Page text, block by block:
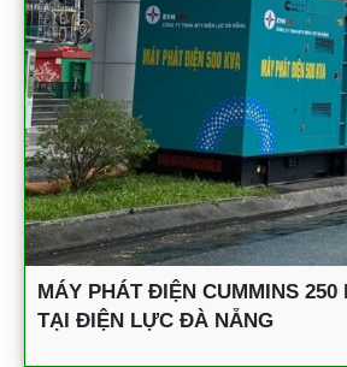
MÁY PHÁT ĐIỆN CUMMINS 250
TẠI ĐIỆN LỰC ĐÀ NẴNG